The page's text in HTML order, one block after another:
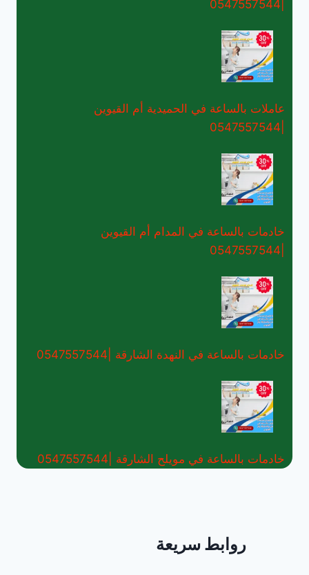
عاملات بالساعة في الحميدية أم القيوين
خادمات بالساعة في المدام أم القيوين
خادمات بالساعة في النهدة الشارقة |0547557544
خادمات بالساعة في مويلح الشارقة |0547557544
روابط سريعة